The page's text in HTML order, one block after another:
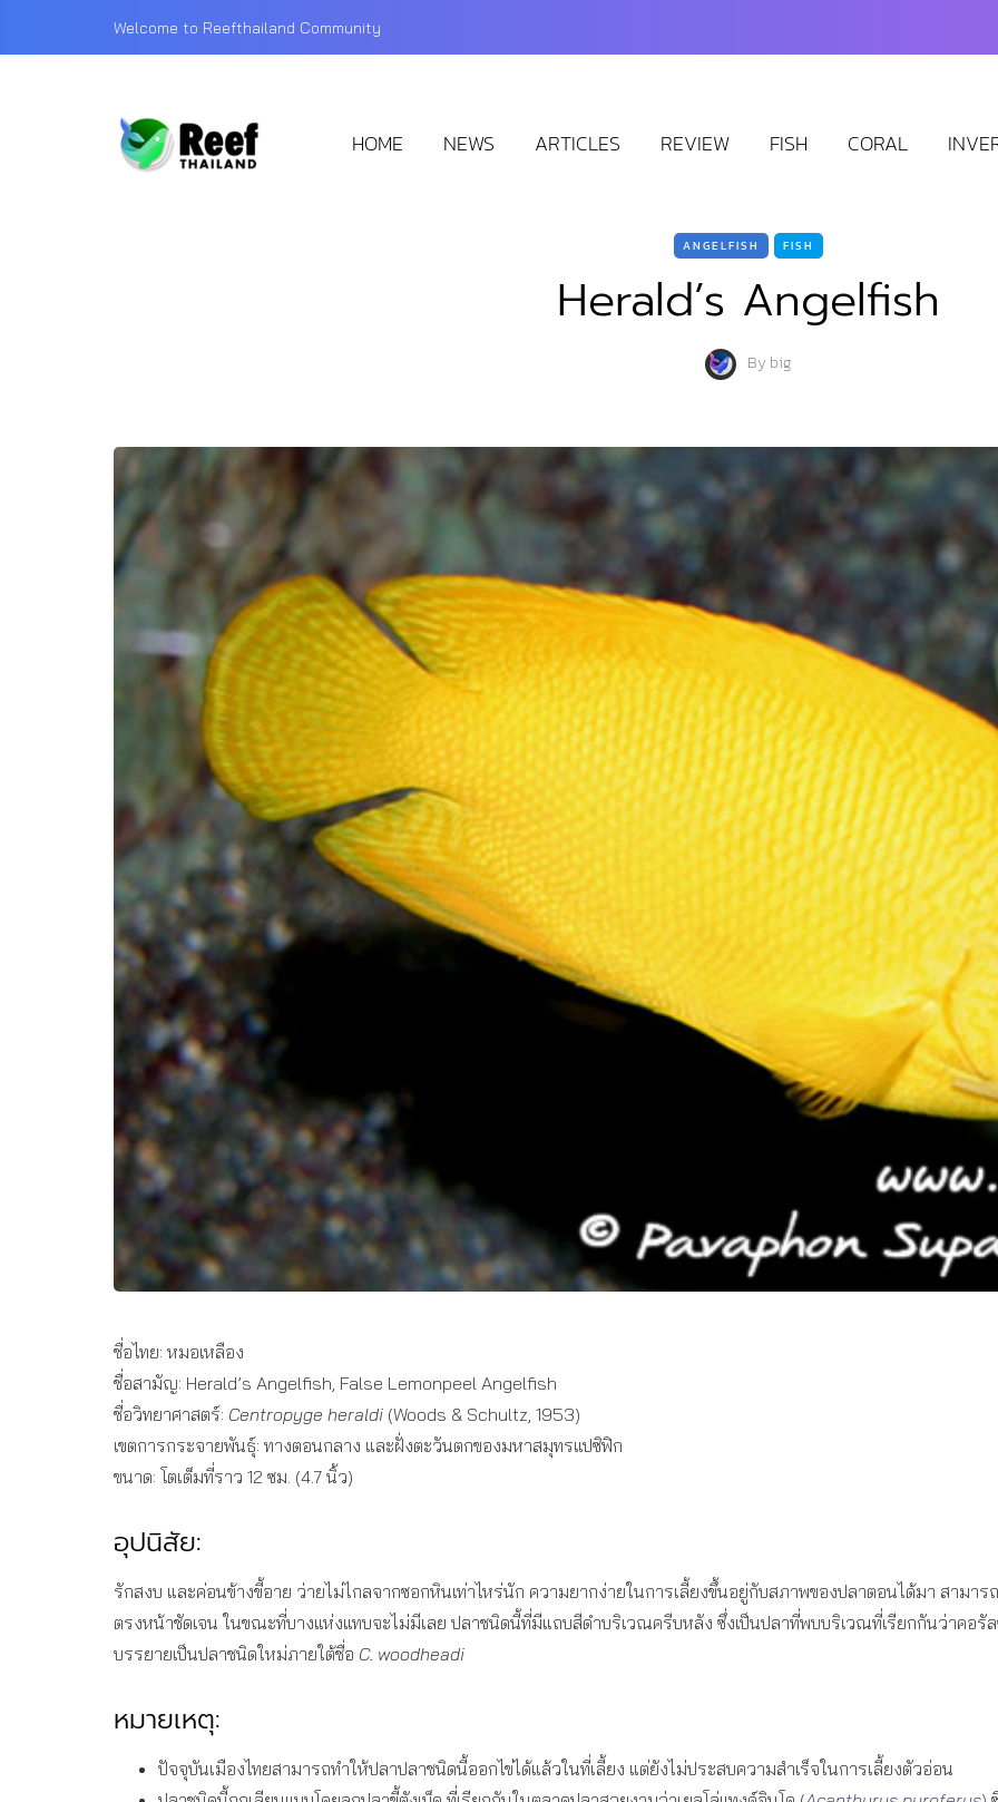
Welcome to Reefthailand Community
HOME NEWS ARTICLES REVIEW FISH CORAL
ANGELFISH FISH
Herald’s Angelfish
Bybig
ชื่อไทย: หมอเหลือง
ชื่อสามัญ: Herald’s Angelfish, False Lemonpeel Angelfish
ชื่อวิทยาศาสตร์: Centropyge heraldi (Woods & Schultz, 1953)
เขตการกระจายพันธุ์: ทางตอนกลาง และฝั่งตะวันตกของมหาสมุทรแปซิฟิก
ขนาด: โตเต็มที่ราว 12 ซม. (4.7 นิ้ว)
อุปนิสัย:
รักสงบ และค่อนข้างขี้อาย ว่ายไม่ไกลจากซอกหินเท่าไหร่นัก ความยากง่ายในการเลี้ยงขึ้นอยู่กับสภาพของปลาตอนได้มา สามา
ตรงหน้าชัดเจน ในขณะที่บางแห่งแทบจะไม่มีเลย ปลาชนิดนี้ที่มีแถบสีดำบริเวณครีบหลัง ซึ่งเป็นปลาที่พบบริเวณที่เรียกกันว่าคอรัล
บรรยายเป็นปลาชนิดใหม่ภายใต้ชื่อ C. woodheadi
หมายเหตุ:
ปัจจุบันเมืองไทยสามารถทำให้ปลาปลาชนิดนี้ออกไข่ได้แล้วในที่เลี้ยง แต่ยังไม่ประสบความสำเร็จในการเลี้ยงตัวอ่อน